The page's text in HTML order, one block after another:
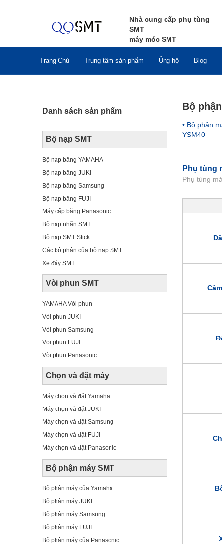
Nhà cung cấp phụ tùng
SMT
máy móc SMT
Trang Chủ Trung tâm sản phẩm Ủng hộ Blog
Danh sách sản phẩm
Bộ nạp SMT
Bộ nạp băng YAMAHA
Bộ nạp băng JUKI
Bộ nạp băng Samsung
Bộ nạp băng FUJI
Máy cấp băng Panasonic
Bộ nạp nhãn SMT
Bộ nạp SMT Stick
Các bộ phận của bộ nạp SMT
Xe đẩy SMT
Vòi phun SMT
YAMAHA Vòi phun
Vòi phun JUKI
Vòi phun Samsung
Vòi phun FUJI
Vòi phun Panasonic
Chọn và đặt máy
Máy chọn và đặt Yamaha
Máy chọn và đặt JUKI
Máy chọn và đặt Samsung
Máy chọn và đặt FUJI
Máy chọn và đặt Panasonic
Bộ phận máy SMT
Bộ phận máy của Yamaha
Bộ phận máy JUKI
Bộ phận máy Samsung
Bộ phận máy FUJI
Bộ phận máy của Panasonic
Bộ
• Bộ phận
YSM40
Phụ tùng
Phụ tùng